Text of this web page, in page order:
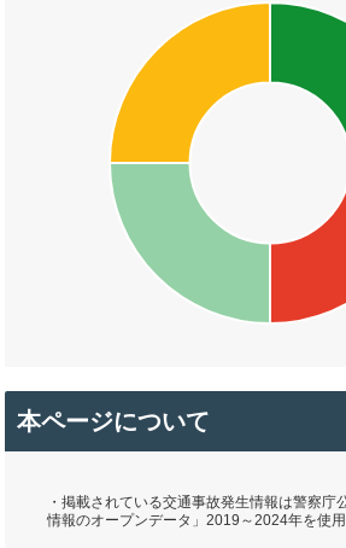
本ページについて
・掲載されている交通事故発生情報は警察庁
情報のオープンデータ」2019～2024年を使用